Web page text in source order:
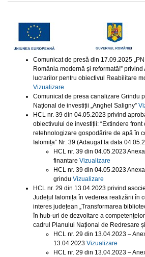
Comunicat de presă din 17.09.2025
România modernă și reformată!”
lucrarilor pentru obiectivul Reabilitare
Vizualizare
Comunicat de presa canalizare Grindu
Național de investiții „Anghel Saligny”
HCL nr. 39 din 04.05.2023 privind
obiectivului de investiții: “Extindere front
retehnologizare gospodărire de apă în
Ialomița” Nr: 39 (Adaugat la data
HCL nr. 39 din 04.05.2023
finantare Vizualizare
HCL nr. 39 din 04.05.2023
grindu Vizualizare
HCL nr. 29 din 13.04.2023 privind
Județul Ialomița în vederea realizării în
interes județean „Transformarea
în hub-uri de dezvoltare a
cadrul Planului Național de Redresare
HCL nr. 29 din 13.04.2023 –
13.04.2023 Vizualizare
HCL nr. 29 din 13.04.2023 –